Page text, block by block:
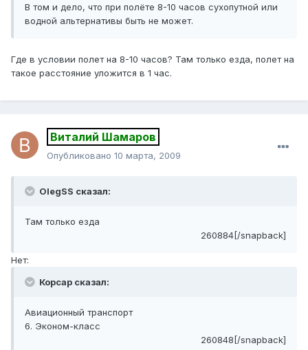
В том и дело, что при полёте 8-10 часов сухопутной или
водной альтернативы быть не может.
Где в условии полет на 8-10 часов? Там только езда, полет на
такое расстояние уложится в 1 час.
Виталий Шамаров
Опубликовано 10 марта, 2009
OlegSS сказал:
Там только езда
260884[/snapback]
Нет:
Корсар сказал:
Авиационный транспорт
6. Эконом-класс
260848[/snapback]